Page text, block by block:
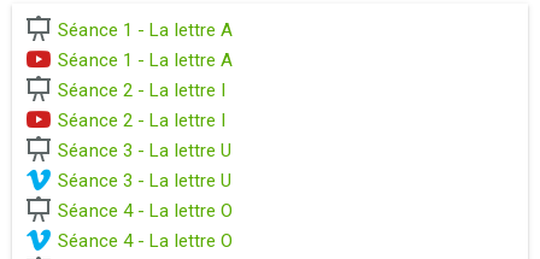
Séance 1 - La lettre A
Séance 1 - La lettre A
Séance 2 - La lettre I
Séance 2 - La lettre I
Séance 3 - La lettre U
Séance 3 - La lettre U
Séance 4 - La lettre O
Séance 4 - La lettre O